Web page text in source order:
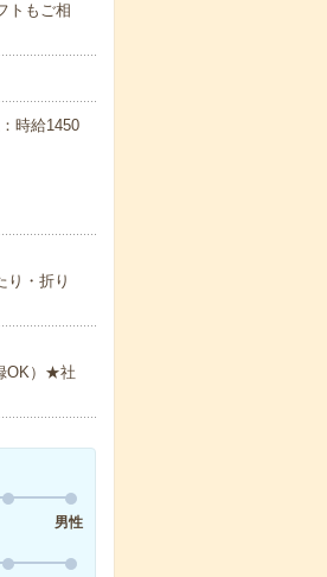
トもご相
時給1450
り・折り
OK）★社
男性